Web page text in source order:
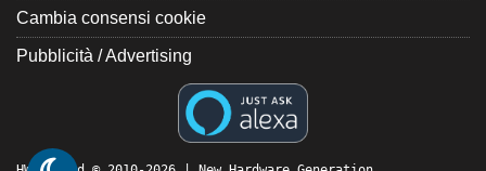
Cambia consensi cookie
Pubblicità / Advertising